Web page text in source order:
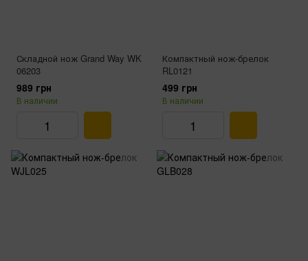
Складной нож Grand Way WK
06203
989 грн
В наличии
Компактный нож-брелок
RL0121
499 грн
В наличии